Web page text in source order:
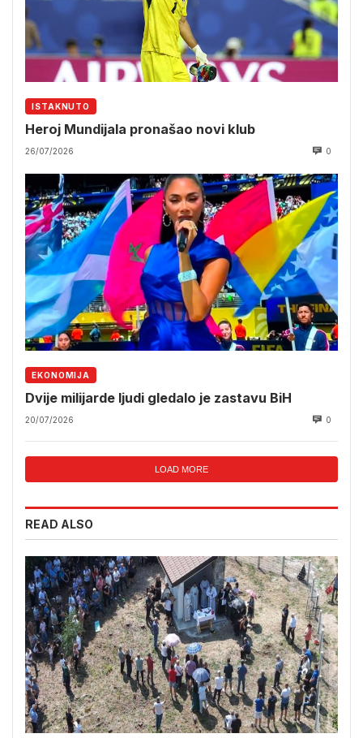
ISTAKNUTO
Heroj Mundijala pronašao novi klub
26/07/2026 0
EKONOMIJA
Dvije milijarde ljudi gledalo je zastavu BiH
20/07/2026 0
LOAD MORE
READ ALSO